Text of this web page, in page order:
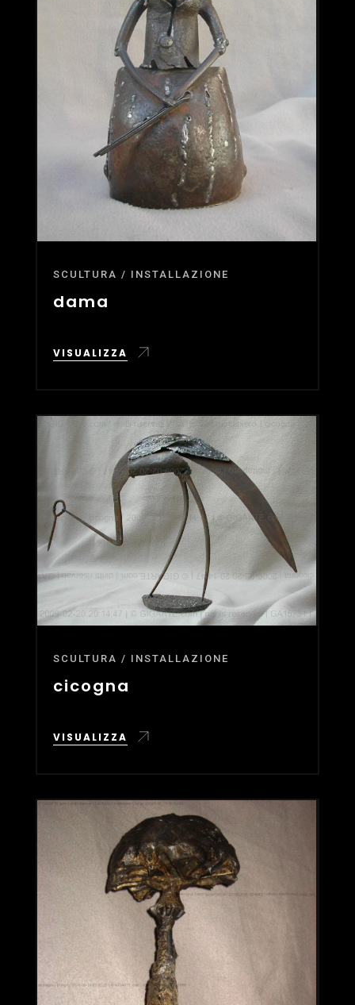
SCULTURA / INSTALLAZIONE
dama
VISUALIZZA
SCULTURA / INSTALLAZIONE
cicogna
VISUALIZZA